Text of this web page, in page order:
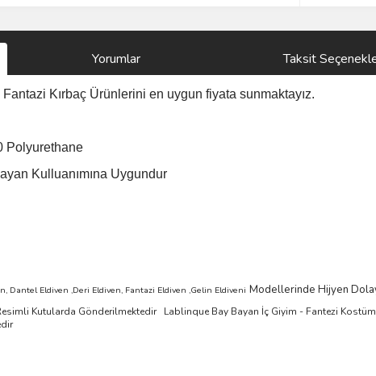
Yorumlar Taksit
Fantazi Kırbaç Ürünlerini en uygun fiyata sunmaktayız.
Polyurethane
Kulluanımına Uygundur
Dantel Eldiven ,Deri Eldiven, Fantazi Eldiven ,Gelin Eldiveni Modellerinde Hijyen
Kutularda Gönderilmektedir Lablinque Bay Bayan İç Giyim - Fantezi Kostü